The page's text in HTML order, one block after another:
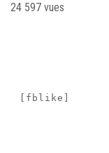
24 597 vues
[fblike]